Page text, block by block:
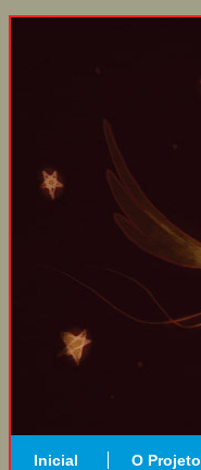
Inicial O Projeto